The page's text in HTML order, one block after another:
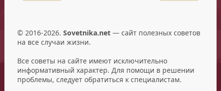
© 2016-2026. Sovetnika.net— сайт полезных советов
на все случаи жизни.
Все советы на сайте имеют исключительно
информативный характер. Для помощи в решении
проблемы, следует обратиться к специалистам.